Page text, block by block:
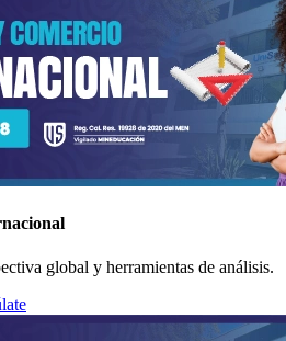
global y herramientas de análisis.